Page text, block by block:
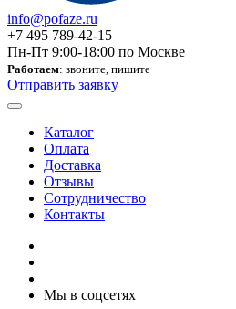
info@pofaze.ru
+7 495 789-42-15
Пн-Пт 9:00-18:00 по Москве
Работаем: звоните, пишите
Отправить заявку
Каталог
Оплата
Доставка
Отзывы
Сотрудничество
Контакты
Мы в соцсетях